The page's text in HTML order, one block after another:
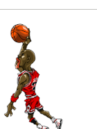
合計も伸
ださいまし
めに出して
ましたね。
だありま
点UP！！